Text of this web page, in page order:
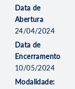
Data de
Abertura
24/04/2024
Data de
Encerramento
10/05/2024
Modalidade: